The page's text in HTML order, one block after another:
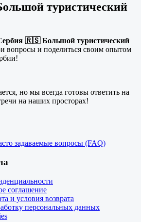
туристический
🇷🇸 Большой туристический
вопросы и поделиться своим опытом
но мы всегда готовы ответить на
на наших просторах!
задаваемые вопросы (FAQ)
соглашение
и условия возврата
персональных данных